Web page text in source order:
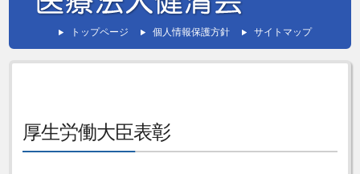
トップページ 個人情報保護方針 サイトマップ
厚生労働大臣表彰